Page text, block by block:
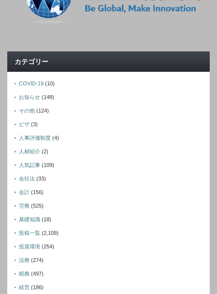
カテゴリー
COVID-19 (10)
お知らせ (148)
その他 (124)
ビザ (3)
人事評価制度 (4)
人材紹介 (2)
人気記事 (109)
会社法 (33)
会計 (156)
労務 (525)
基礎知識 (18)
投稿一覧 (2,109)
投資環境 (254)
法務 (274)
税務 (497)
経営 (186)